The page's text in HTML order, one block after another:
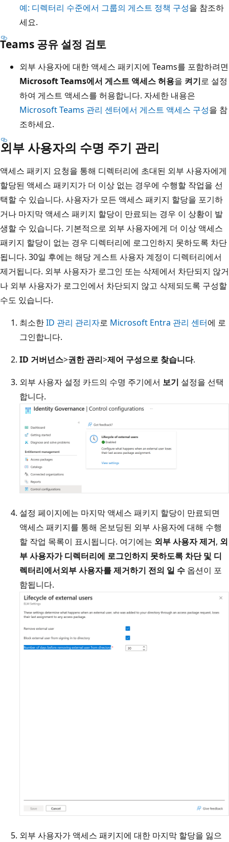
예: 디렉터리 수준에서 그룹의 게스트 정책 구성을 참조하
세요.
Teams 공유 설정 검토
외부 사용자에 대한 액세스 패키지에 Teams를 포함하려면
Microsoft Teams에서 게스트 액세스 허용을 켜기로 설정
하여 게스트 액세스를 허용합니다. 자세한 내용은
Microsoft Teams 관리 센터에서 게스트 액세스 구성을 참
조하세요.
외부 사용자의 수명 주기 관리
액세스 패키지 요청을 통해 디렉터리에 초대된 외부 사용자에게
할당된 액세스 패키지가 더 이상 없는 경우에 수행할 작업을 선
택할 수 있습니다. 사용자가 모든 액세스 패키지 할당을 포기하
거나 마지막 액세스 패키지 할당이 만료되는 경우 이 상황이 발
생할 수 있습니다. 기본적으로 외부 사용자에게 더 이상 액세스
패키지 할당이 없는 경우 디렉터리에 로그인하지 못하도록 차단
됩니다. 30일 후에는 해당 게스트 사용자 계정이 디렉터리에서
제거됩니다. 외부 사용자가 로그인 또는 삭제에서 차단되지 않거
나 외부 사용자가 로그인에서 차단되지 않고 삭제되도록 구성할
수도 있습니다.
최소한ID 관리 관리자로 Microsoft Entra 관리 센터에 로
그인합니다.
ID 거버넌스>권한 관리>제어 구성으로 찾습니다.
외부 사용자 설정 카드의 수명 주기에서 보기 설정을 선택
합니다.
설정 페이지에는 마지막 액세스 패키지 할당이 만료되면
액세스 패키지를 통해 온보딩된 외부 사용자에 대해 수행
할 작업 목록이 표시됩니다. 여기에는 외부 사용자 제거, 외
부 사용자가 디렉터리에 로그인하지 못하도록 차단 및 디
렉터리에서외부 사용자를 제거하기 전의 일 수 옵션이 포
함됩니다.
외부 사용자가 액세스 패키지에 대한 마지막 할당을 잃으